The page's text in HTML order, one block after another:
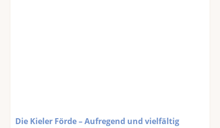
Die Kieler Förde – Aufregend und vielfältig